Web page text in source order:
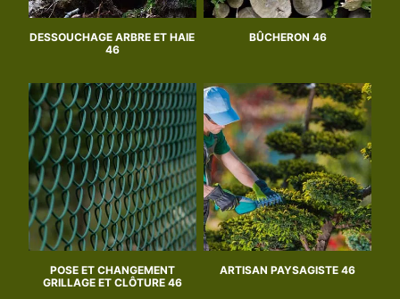
DESSOUCHAGE ARBRE ET HAIE
46
BÛCHERON 46
POSE ET CHANGEMENT
GRILLAGE ET CLÔTURE 46
ARTISAN PAYSAGISTE 46